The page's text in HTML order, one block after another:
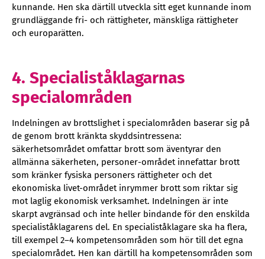
kunnande. Hen ska därtill utveckla sitt eget kunnande inom
grundläggande fri- och rättigheter, mänskliga rättigheter
och europarätten.
4. Specialiståklagarnas
specialområden
Indelningen av brottslighet i specialområden baserar sig på
de genom brott kränkta skyddsintressena:
säkerhetsområdet omfattar brott som äventyrar den
allmänna säkerheten, personer-området innefattar brott
som kränker fysiska personers rättigheter och det
ekonomiska livet-området inrymmer brott som riktar sig
mot laglig ekonomisk verksamhet. Indelningen är inte
skarpt avgränsad och inte heller bindande för den enskilda
specialiståklagarens del. En specialiståklagare ska ha flera,
till exempel 2–4 kompetensområden som hör till det egna
specialområdet. Hen kan därtill ha kompetensområden som